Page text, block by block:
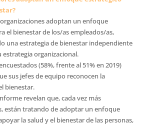
organizaciones adoptan un enfoque
el bienestar de los/as empleados/as,
una estrategia de bienestar independiente
estrategia organizacional.
(58%, frente al 51% en 2019)
sus jefes de equipo reconocen la
bienestar.
revelan que, cada vez más
están tratando de adoptar un enfoque
la salud y el bienestar de las personas,